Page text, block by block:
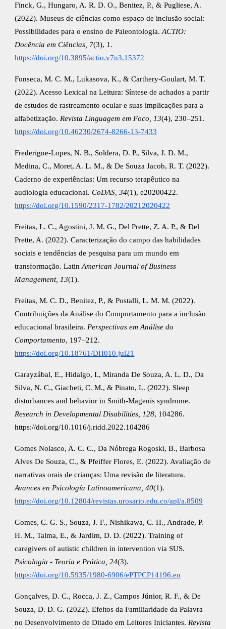
Finck, G., Hungaro, A. R. D. O., Benitez, P., & Pugliese, A.
(2022). Museus de ciências como espaço de inclusão social:
Possibilidades para o ensino de Paleontologia.ACTIO:
Docência em Ciências, 7(3), 1.
https://doi.org/10.3895/actio.v7n3.15372
Fonseca, M. C. M., Lukasova, K., & Carthery-Goulart, M. T.
(2022). Acesso Lexical na Leitura: Síntese de achados a partir
de estudos de rastreamento ocular e suas implicações para a
alfabetização. Revista Linguagem em Foco, 13(4), 230–251.
https://doi.org/10.46230/2674-8266-13-7433
Frederigue-Lopes, N. B., Soldera, D. P., Silva, J. D. M.,
Medina, C., Moret, A. L. M., & De Souza Jacob, R. T. (2022).
Caderno de experiências: Um recurso terapêutico na
audiologia educacional.CoDAS, 34(1), e20200422.
https://doi.org/10.1590/2317-1782/20212020422
Freitas, L. C., Agostini, J. M. G., Del Prette, Z. A. P., & Del
Prette, A. (2022). Caracterização do campo das habilidades
sociais e tendências de pesquisa para um mundo em
transformação. LatinAmerican Journal of Business
Management, 13(1).
Freitas, M. C. D., Benitez, P., & Postalli, L. M. M. (2022).
Contribuições da Análise do Comportamento para a inclusão
educacional brasileira. Perspectivas em Análise do
Comportamento, 197–212.
https://doi.org/10.18761/DH010.jul21
Garayzábal, E., Hidalgo, I., Miranda De Souza, A. L. D., Da
Silva, N. C., Giacheti, C. M., & Pinato, L. (2022). Sleep
disturbances and behavior in Smith-Magenis syndrome.
Research in Developmental Disabilities, 128, 104286.
https://doi.org/10.1016/j.ridd.2022.104286
Gomes Nolasco, A. C. C., Da Nóbrega Rogoski, B., Barbosa
Alves De Souza, C., & Pfeiffer Flores, E. (2022). Avaliação de
narrativas orais de crianças: Uma revisão de literatura.
Avances en Psicología Latinoamericana, 40(1).
https://doi.org/10.12804/revistas.urosario.edu.co/apl/a.8509
Gomes, C. G. S., Souza, J. F., Nishikawa, C. H., Andrade, P.
H. M., Talma, E., & Jardim, D. D. (2022). Training of
caregivers of autistic children in intervention via SUS.
Psicologia - Teoria e Prática, 24(3).
https://doi.org/10.5935/1980-6906/ePTPCP14196.en
Gonçalves, D. C., Rocca, J. Z., Campos Júnior, R. F., & De
Souza, D. D. G. (2022). Efeitos da Familiaridade da Palavra
no Desenvolvimento de Ditado em Leitores Iniciantes. Revista